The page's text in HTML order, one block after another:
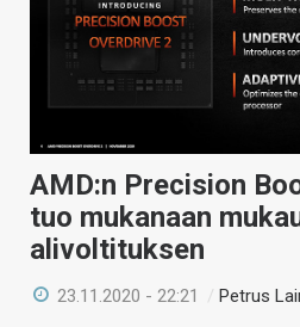
AMD:n Precision
tuo mukanaan
alivoltituksen
23.11.2020 - 22:21 /Petrus